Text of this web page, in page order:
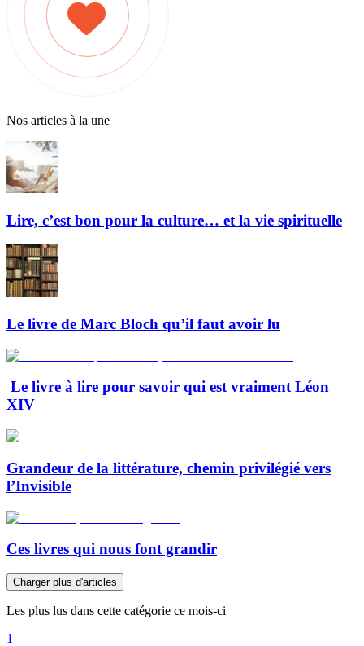
Nos articles à la une
Lire, c’est bon pour la culture… et la vie spirituelle
Le livre de Marc Bloch qu’il faut avoir lu
Le livre à lire pour savoir qui est vraiment Léon
XIV
Grandeur de la littérature, chemin privilégié vers
l’Invisible
Ces livres qui nous font grandir
Charger plus d'articles
Les plus lus dans cette catégorie ce mois-ci
1